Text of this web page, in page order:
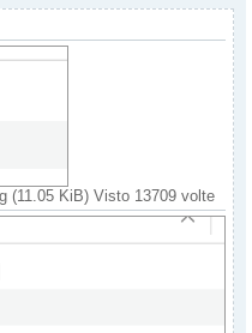
(11.05 KiB) Visto 13709 volte